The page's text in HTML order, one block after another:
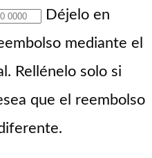
Déjelo en
mediante el
Rellénelo solo si
que el reembolso